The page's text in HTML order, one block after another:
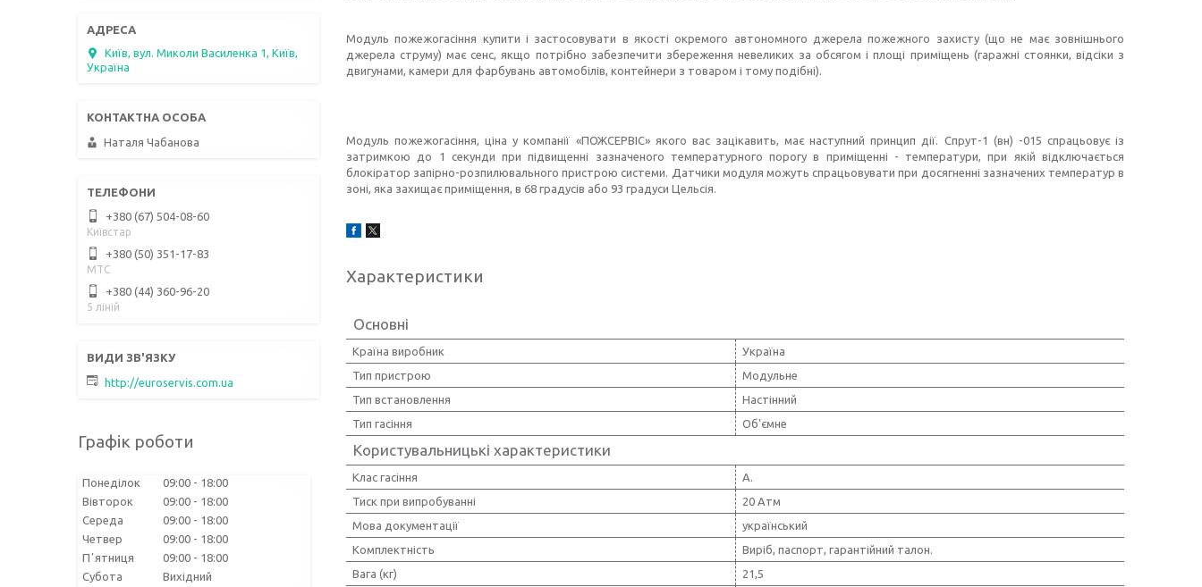
Модуль пожежогасіння купити і застосовувати в якості окремого автономного джерела пожежного захисту (що не має зовнішнього
джерела струму) має сенс, якщо потрібно забезпечити збереження невеликих за обсягом і площі приміщень (гаражні стоянки, відсіки з
двигунами, камери для фарбувань автомобілів, контейнери з товаром і тому подібні).
Модуль пожежогасіння, ціна у компанії «ПОЖСЕРВІС» якого вас зацікавить, має наступний принцип дії. Спрут-1 (вн) -015 спрацьовує із
затримкою до 1 секунди при підвищенні зазначеного температурного порогу в приміщенні - температури, при якій відключається
блокіратор запірно-розпилювального пристрою системи. Датчики модуля можуть спрацьовувати при досягненні зазначених температур в
зоні, яка захищає приміщення, в 68 градусів або 93 градуси Цельсія.
Характеристики
Основні
Країна виробник
Україна
Тип пристрою
Модульне
Тип встановлення
Настінний
Тип гасіння
Об'ємне
Користувальницькі характеристики
Клас гасіння
А.
Тиск при випробуванні
20 Атм
Мова документації
український
Комплектність
Виріб, паспорт, гарантійний талон.
Вага (кг)
21,5
Київ, вул. Миколи Василенка 1, Київ,
Україна
Наталя Чабанова
+380 (67) 504-08-60
Київстар
+380 (50) 351-17-83
МТС
+380 (44) 360-96-20
5 ліній
http://euroservis.com.ua
Графік роботи
Понеділок 09:00
18:00
Вівторок
09:00
18:00
Середа
09:00
18:00
Четвер
09:00
18:00
Пʼятниця
09:00
18:00
Субота
Вихідний